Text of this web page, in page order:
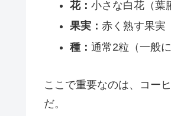
花： 小さな白花（葉
果実： 赤く熟す果実
種： 通常2粒（一般
ここで重要なのは、コー
だ。